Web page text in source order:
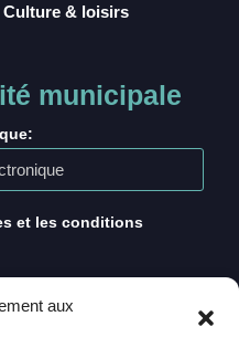
aux
Culture & loisirs
municipale
et les conditions